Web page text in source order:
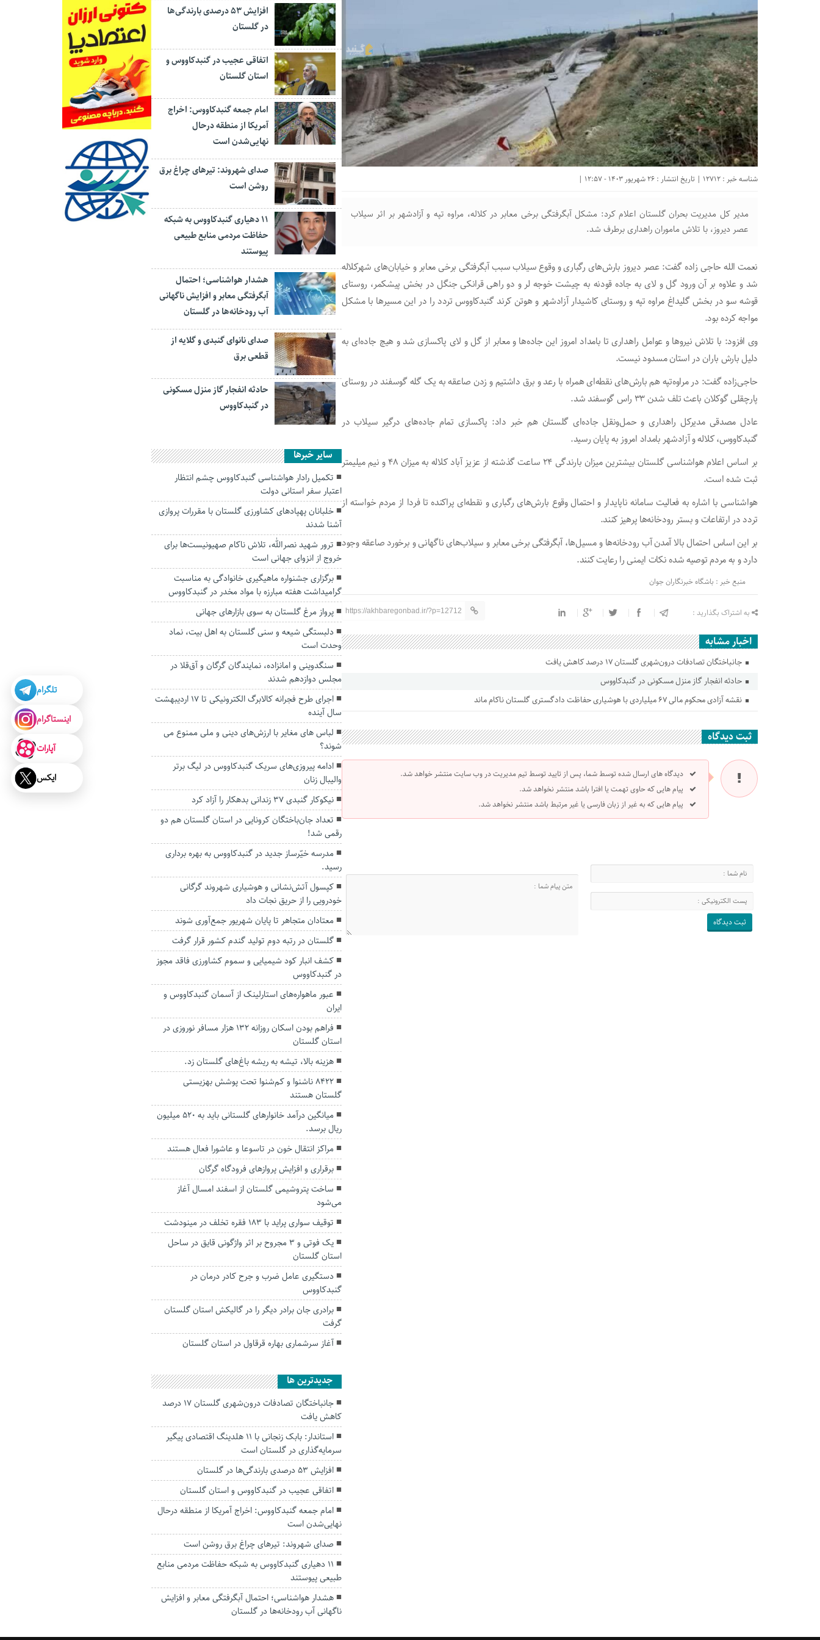
شناسه خبر : 12712 | تاریخ انتشار : 26 شهریور 1403 - 12:57 |
مدیر کل مدیریت بحران گلستان اعلام کرد: مشکل آبگرفتگی برخی معابر در کلاله، مراوه تپه و آزادشهر بر اثر سیلاب
عصر دیروز، با تلاش ماموران راهداری برطرف شد.
نعمت الله حاجی زاده گفت: عصر دیروز بارش‌های رگباری و وقوع سیلاب سبب آبگرفتگی برخی معابر و خیابان‌های شهرکلاله
شد و علاوه بر آن ورود گل و لای به جاده قودنه به چیشت خوجه لر و دو راهی قرانکی جنگل در بخش پیشکمر، روستای
قوشه سو در بخش گلیداغ مراوه تپه و روستای کاشیدار آزادشهر و هوتن کرند گنبدکاووس تردد را در این مسیر‌ها با مشکل
مواجه کرده بود.
وی افزود: با تلاش نیرو‌ها و عوامل راهداری تا بامداد امروز این جاده‌ها و معابر از گل و لای پاکسازی شد و هیچ جاده‌ای به
دلیل بارش باران در استان مسدود نیست.
حاجی‌زاده گفت: در مراوه‌تپه هم بارش‌های نقطه‌ای همراه با رعد و برق داشتیم و زدن صاعقه به یک گله گوسفند در روستای
پارچقلی گوکلان باعث تلف شدن ۳۳ راس گوسفند شد.
عادل مصدقی مدیرکل راهداری و حمل‌ونقل جاده‌ای گلستان هم خبر داد: پاکسازی تمام جاده‌های درگیر سیلاب در
گنبدکاووس، کلاله و آزادشهر بامداد امروز به پایان رسید.
بر اساس اعلام هواشناسی گلستان بیشترین میزان بارندگی ۲۴ ساعت گذشته از عزیز آباد کلاله به میزان ۴۸ و نیم میلیمتر
ثبت شده است.
هواشناسی با اشاره به فعالیت سامانه ناپایدار و احتمال وقوع بارش‌های رگباری و نقطه‌ای پراکنده تا فردا از مردم خواسته از
تردد در ارتفاعات و بستر رودخانه‌ها پرهیز کنند.
بر این اساس احتمال بالا آمدن آب رودخانه‌ها و مسیل‌ها، آبگرفتگی برخی معابر و سیلاب‌های ناگهانی و برخورد صاعقه وجود
دارد و به مردم توصیه شده نکات ایمنی را رعایت کنند.
منبع خبر : باشگاه خبرنگاران جوان
به اشتراک بگذارید : https://akhbaregonbad.ir/?p=12712
اخبار مشابه
جانباختگان تصادفات درون‌شهری گلستان ۱۷ درصد کاهش یافت
حادثه انفجار گاز منزل مسکونی در گنبدکاووس
نقشه آزادی محکوم مالی ۶۷ میلیاردی با هوشیاری حفاظت دادگستری گلستان ناکام ماند
ثبت دیدگاه
دیدگاه های ارسال شده توسط شما، پس از تایید توسط تیم مدیریت در وب سایت منتشر خواهد شد.
پیام هایی که حاوی تهمت یا افترا باشد منتشر نخواهد شد.
پیام هایی که به غیر از زبان فارسی یا غیر مرتبط باشد منتشر نخواهد شد.
افزایش ۵۳ درصدی بارندگی‌ها
در گلستان
اتفاقی عجیب در‌ گنبدکاووس و
استان گلستان
امام جمعه گنبدکاووس: اخراج
آمریکا از منطقه درحال
نهایی‌شدن است
صدای شهروند: تیرهای چراغ برق
روشن است
۱۱ دهیاری گنبدکاووس به شبکه
حفاظت مردمی منابع طبیعی
پیوستند
هشدار هواشناسی؛ احتمال
آبگرفتگی معابر و افزایش ناگهانی
آب رودخانه‌ها در گلستان
صدای نانوای گنبدی و گلایه از
قطعی برق
حادثه انفجار گاز منزل مسکونی
در گنبدکاووس
سایر خبرها
تکمیل رادار هواشناسی گنبدکاووس چشم انتظار
اعتبار سفر استانی دولت
خلبانان پهپادهای کشاورزی گلستان با مقررات پروازی
آشنا شدند
ترور شهید نصرالله، تلاش ناکام صهیونیست‌ها برای
خروج از انزوای جهانی است
برگزاری جشنواره ماهیگیری خانوادگی به‌ مناسبت
گرامیداشت هفته مبارزه با مواد مخدر در گنبدکاووس
پرواز مرغ گلستان به سوی بازارهای جهانی
دلبستگی شیعه و سنی گلستان به اهل بیت، نماد
وحدت است
سنگدوینی و امانزاده، نمایندگان گرگان و آق‌قلا در
مجلس دوازدهم شدند
اجرای طرح فجرانه کالابرگ الکترونیکی تا ۱۷ اردیبهشت
سال آینده
لباس های مغایر با ارزش‌های دینی و ملی ممنوع می
شوند؟
ادامه پیروزی‌های سریک گنبدکاووس در لیگ برتر
والیبال زنان
نیکوکار گنبدی ۳۷ زندانی بدهکار را آزاد کرد
تعداد جان‌باختگان کرونایی در استان گلستان هم دو
رقمی شد!
مدرسه خیّرساز جدید در گنبدکاووس به بهره برداری
رسید.
کپسول آتش‌نشانی و هوشیاری شهروند گرگانی
خودرویی را از حریق نجات داد
معتادان متجاهر تا پایان شهریور جمع‌آوری شوند
گلستان در رتبه دوم تولید گندم کشور قرار گرفت
کشف انبار کود شیمیایی و سموم کشاورزی فاقد مجوز
در گنبدکاووس
عبور ماهواره‌های استارلینک از آسمان گنبدکاووس و
ایران
فراهم بودن اسکان روزانه ۱۳۲ هزار مسافر نوروزی در
استان گلستان
هزینه بالا، تیشه به ریشه باغ‌های گلستان زد.
8422 ناشنوا و کم‌شنوا تحت پوشش بهزیستی
گلستان هستند
میانگین درآمد خانوارهای گلستانی باید به ۵۲۰ میلیون
ریال برسد.
مراکز انتقال خون در تاسوعا و عاشورا فعال هستند
برقراری و افزایش پرواز‌های فرودگاه گرگان
ساخت پتروشیمی گلستان از اسفند امسال آغاز
می‌شود
توقیف سواری پراید با ۱۸۳ فقره تخلف در مینودشت
یک فوتی و 3 مجروح بر اثر واژگونی قایق در ساحل
استان گلستان
دستگیری عامل ضرب و جرح کادر درمان در
گنبدکاووس
برادری جان برادر دیگر را در گالیکش استان گلستان
گرفت
آغاز سرشماری بهاره قرقاول در استان گلستان
جديدترين ها
جانباختگان تصادفات درون‌شهری گلستان ۱۷ درصد
کاهش یافت
استاندار: بابک زنجانی با ۱۱ هلدینگ اقتصادی پیگیر
سرمایه‌گذاری در گلستان است
افزایش ۵۳ درصدی بارندگی‌ها در گلستان
اتفاقی عجیب در‌ گنبدکاووس و استان گلستان
امام جمعه گنبدکاووس: اخراج آمریکا از منطقه درحال
نهایی‌شدن است
صدای شهروند: تیرهای چراغ برق روشن است
۱۱ دهیاری گنبدکاووس به شبکه حفاظت مردمی منابع
طبیعی پیوستند
هشدار هواشناسی؛ احتمال آبگرفتگی معابر و افزایش
ناگهانی آب رودخانه‌ها در گلستان
تلگرام
اینستاگرام
آپارات
ایکس